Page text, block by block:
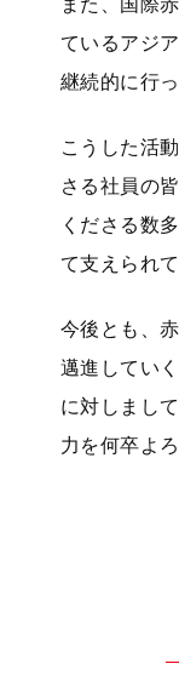
ているアジ
継続的に行
こうした活
さる社員の
くださる数
て支えられて
今後とも、
邁進してい
に対しまし
力を何卒よ